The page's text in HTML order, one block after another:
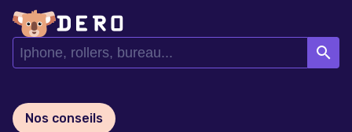
search
Nos conseils